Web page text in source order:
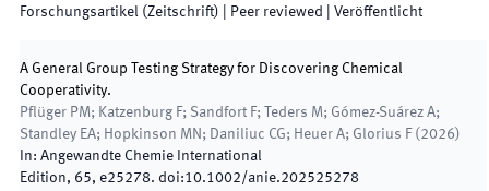
Forschungsartikel (Zeitschrift) | Peer reviewed Veröffentlicht
A General Group Testing Strategy for Discovering Chemical
Cooperativity.
Pflüger PM; Katzenburg F; Sandfort F; Teders M; Gómez-Suárez A;
Standley EA; Hopkinson MN; Daniliuc CG; Heuer A; Glorius F ( 2026)
In: Angewandte Chemie International
Edition, 65, e25278. doi:10.1002/anie.202525278